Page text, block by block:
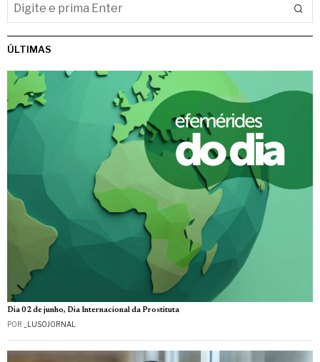
ÚLTIMAS
Dia 02 de junho, Dia Internacional da Prostituta
POR _LUSOJORNAL